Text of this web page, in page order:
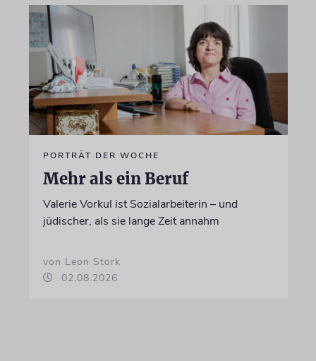
PORTRÄT DER WOCHE
Mehr als ein Beruf
Valerie Vorkul ist Sozialarbeiterin – und
jüdischer, als sie lange Zeit annahm
von Leon Stork
02.08.2026